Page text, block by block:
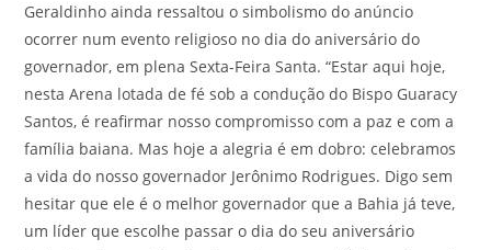
Geraldinho ainda ressaltou o simbolismo do anúncio
ocorrer num evento religioso no dia do aniversário do
governador, em plena Sexta-Feira Santa. “Estar aqui hoje,
nesta Arena lotada de fé sob a condução do Bispo Guaracy
Santos, é reafirmar nosso compromisso com a paz e com a
família baiana. Mas hoje a alegria é em dobro: celebramos
a vida do nosso governador Jerônimo Rodrigues. Digo sem
hesitar que ele é o melhor governador que a Bahia já teve,
um líder que escolhe passar o dia do seu aniversário